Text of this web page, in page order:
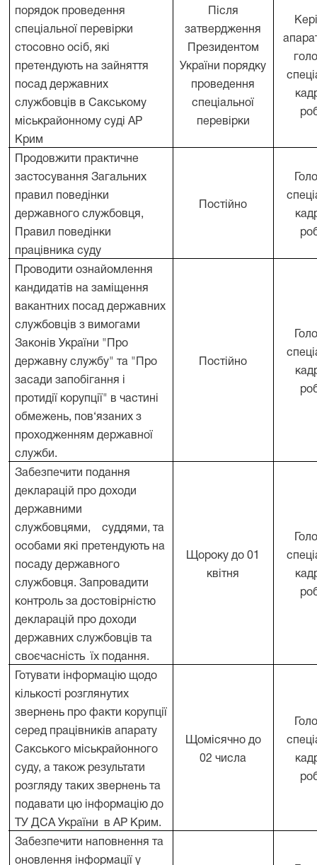
порядок проведення
спеціальної перевірки
стосовно осіб, які
претендують на зайняття
посад державних
службовців в Сакському
міськрайонному суді АР
Крим
Після
затвердження
Президентом
України порядку
проведення
спеціальної
перевірки
Продовжити практичне
застосування Загальних
правил поведінки
державного службовця,
Правил поведінки
працівника суду
Постійно
Проводити ознайомлення
кандидатів на заміщення
вакантних посад державних
службовців з вимогами
Законів України "Про
державну службу" та "Про
засади запобігання і
протидії корупції" в частині
обмежень, пов‘язаних з
проходженням державної
служби.
Постійно
Забезпечити подання
декларацій про доходи
державними
службовцями,
суддями, та
особами які претендують на
посаду державного
службовця. Запровадити
контроль за достовірністю
декларацій про доходи
державних службовців та
своєчасність
їх подання.
Щороку до 01
квітня
Готувати інформацію щодо
кількості розглянутих
звернень про факти корупції
серед працівників апарату
Сакського міськрайонного
суду, а також результати
розгляду таких звернень та
подавати цю інформацію до
ТУ ДСА України
в АР Крим.
Щомісячно до
02 числа
Забезпечити наповнення та
оновлення інформації у